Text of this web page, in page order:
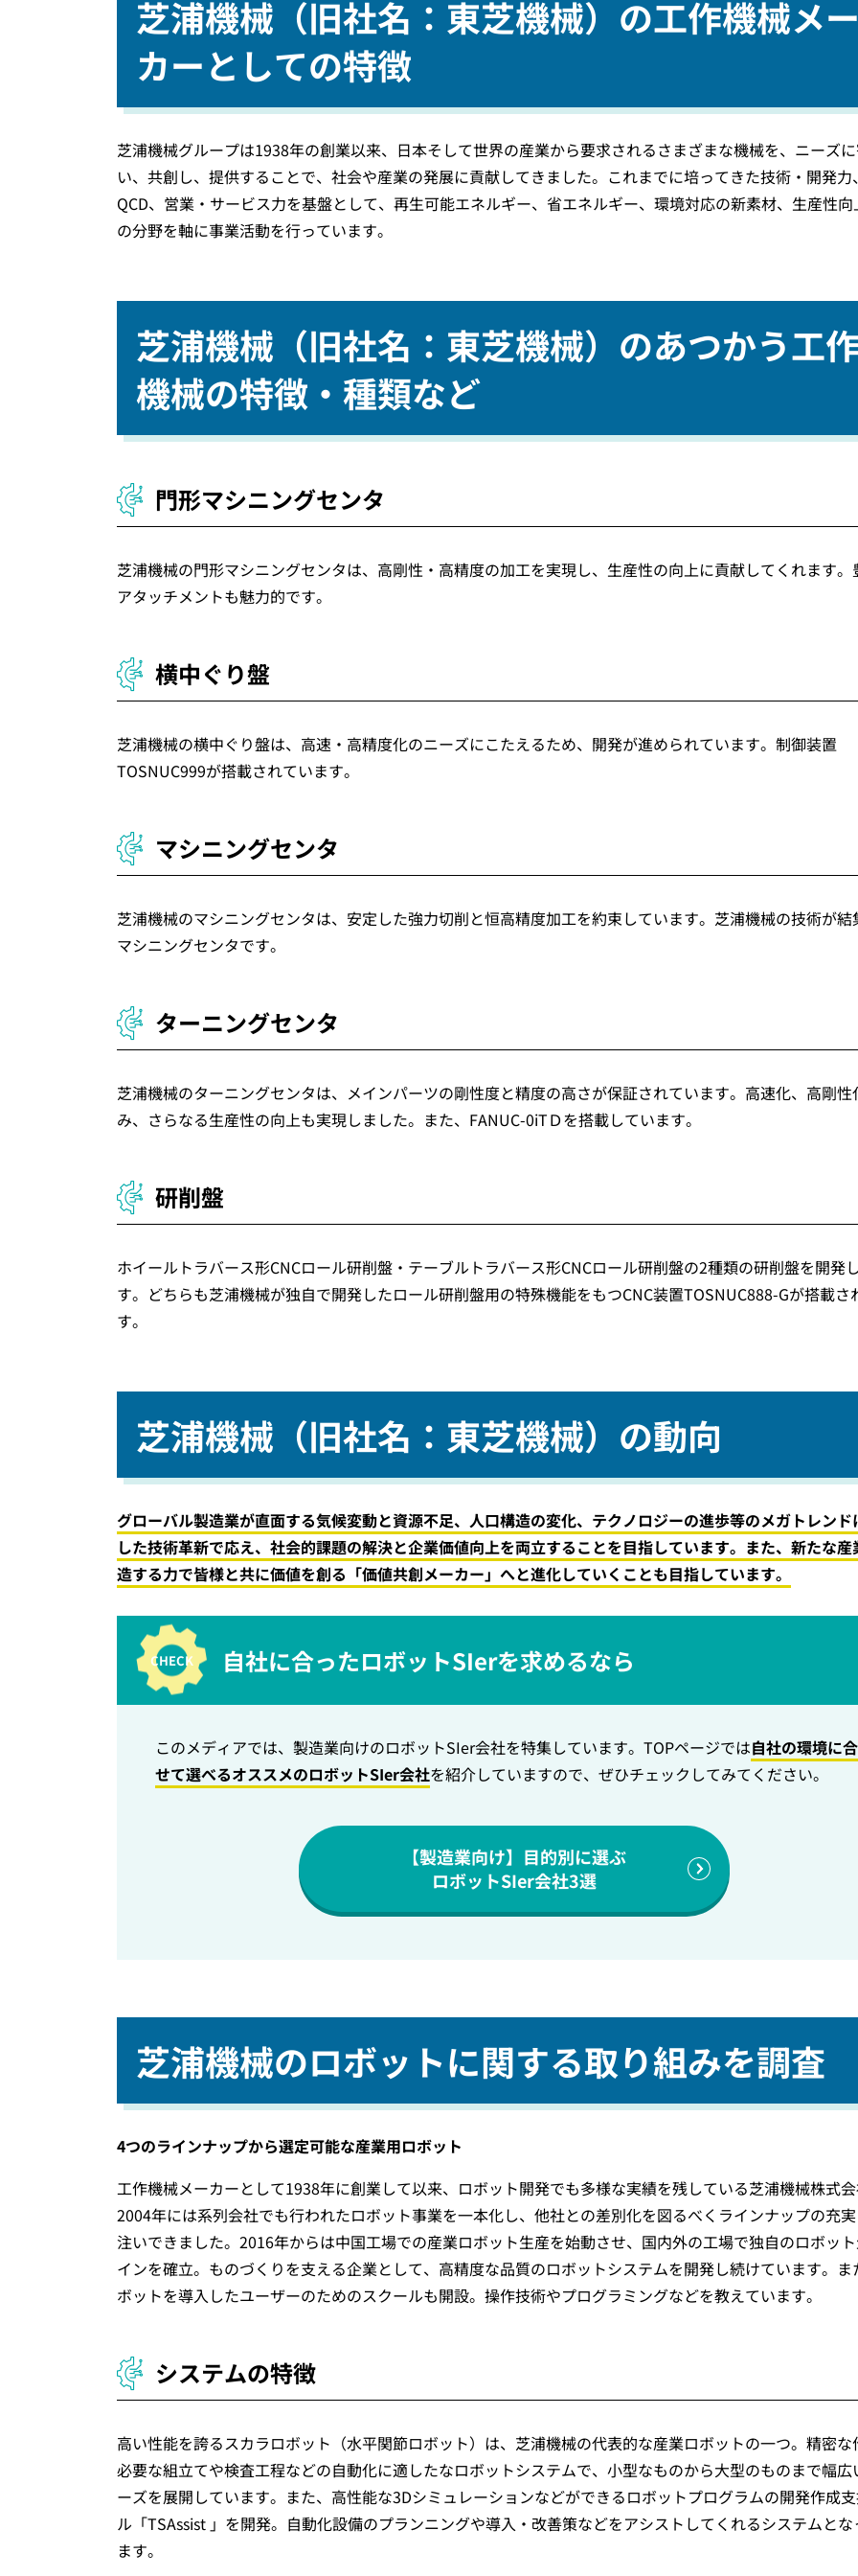
芝浦機械（旧社名：東芝機械）の工作機械メ
カーとしての特徴
芝浦機械グループは1938年の創業以来、日本そして世界の産業から要求されるさまざまな機械を、ニーズ
い、共創し、提供することで、社会や産業の発展に貢献してきました。これまでに培ってきた技術・開発力
QCD、営業・サービス力を基盤として、再生可能エネルギー、省エネルギー、環境対応の新素材、生産性
の分野を軸に事業活動を行っています。
芝浦機械（旧社名：東芝機械）のあつかう工
機械の特徴・種類など
門形マシニングセンタ
芝浦機械の門形マシニングセンタは、高剛性・高精度の加工を実現し、生産性の向上に貢献してくれます。
アタッチメントも魅力的です。
横中ぐり盤
芝浦機械の横中ぐり盤は、高速・高精度化のニーズにこたえるため、開発が進められています。制御装置
TOSNUC999が搭載されています。
マシニングセンタ
芝浦機械のマシニングセンタは、安定した強力切削と恒高精度加工を約束しています。芝浦機械の技術が結
マシニングセンタです。
ターニングセンタ
芝浦機械のターニングセンタは、メインパーツの剛性度と精度の高さが保証されています。高速化、高剛性
み、さらなる生産性の向上も実現しました。また、FANUC-0iTＤを搭載しています。
研削盤
ホイールトラバース形CNCロール研削盤・テーブルトラバース形CNCロール研削盤の2種類の研削盤を開発
す。どちらも芝浦機械が独自で開発したロール研削盤用の特殊機能をもつCNC装置TOSNUC888-Gが搭載さ
す。
芝浦機械（旧社名：東芝機械）の動向
グローバル製造業が直面する気候変動と資源不足、人口構造の変化、テクノロジーの進歩等のメガトレンド
した技術革新で応え、社会的課題の解決と企業価値向上を両立することを目指しています。また、新たな産
造する力で皆様と共に価値を創る「価値共創メーカー」へと進化していくことも目指しています。
自社に合ったロボットSIerを求めるなら
このメディアでは、製造業向けのロボットSIer会社を特集しています。TOPページでは自社の環境に
せて選べるオススメのロボットSIer会社を紹介していますので、ぜひチェックしてみてください。
【製造業向け】目的別に選ぶ
ロボットSIer会社3選
芝浦機械のロボットに関する取り組みを調査
4つのラインナップから選定可能な産業用ロボット
工作機械メーカーとして1938年に創業して以来、ロボット開発でも多様な実績を残している芝浦機械株式
2004年には系列会社でも行われたロボット事業を一本化し、他社との差別化を図るべくラインナップの充
注いできました。2016年からは中国工場での産業ロボット生産を始動させ、国内外の工場で独自のロボッ
インを確立。ものづくりを支える企業として、高精度な品質のロボットシステムを開発し続けています。ま
ボットを導入したユーザーのためのスクールも開設。操作技術やプログラミングなどを教えています。
システムの特徴
高い性能を誇るスカラロボット（水平関節ロボット）は、芝浦機械の代表的な産業ロボットの一つ。精密な
必要な組立てや検査工程などの自動化に適したなロボットシステムで、小型なものから大型のものまで幅広
ーズを展開しています。また、高性能な3Dシミュレーションなどができるロボットプログラムの開発作成
ル「TSAssist 」を開発。自動化設備のプランニングや導入・改善策などをアシストしてくれるシステムと
ます。